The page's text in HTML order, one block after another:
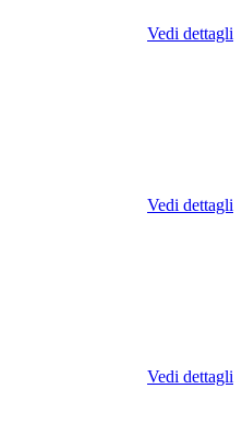
Vedi dettagli
Vedi dettagli
Vedi dettagli